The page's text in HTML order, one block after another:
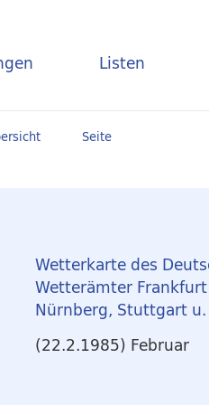
Listen
Seite
Wetterkarte des
Wetterämter
Nürnberg, Stuttgart u.
(22.2.1985) Februar